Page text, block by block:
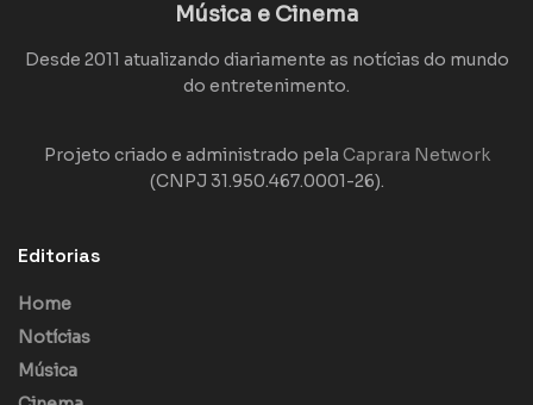
Música e Cinema
Desde 2011 atualizando diariamente as notícias do mundo
do entretenimento.
Projeto criado e administrado pela Caprara Network
(CNPJ 31.950.467.0001-26).
Editorias
Home
Notícias
Música